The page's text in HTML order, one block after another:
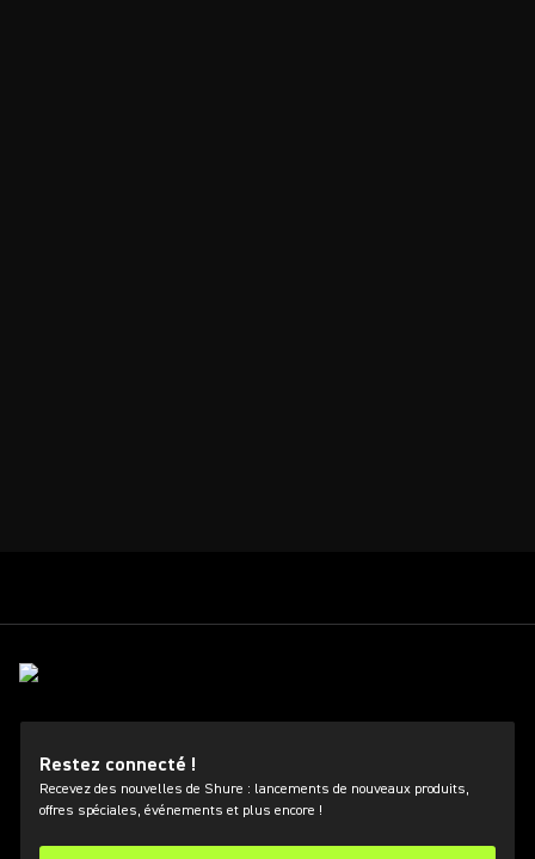
Restez connecté !
Recevez des nouvelles de Shure : lancements de nouveaux produits,
offres spéciales, événements et plus encore !